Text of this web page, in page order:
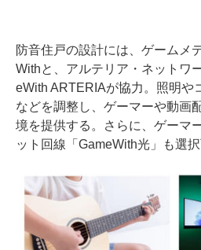
防音住戸の設計には、ゲームメ
Withと、アルテリア・ネットワ
eWith ARTERIAが協力。照明や
などを調整し、ゲーマーや動画
境を提供する。さらに、ゲーマ
ット回線「GameWith光」も選